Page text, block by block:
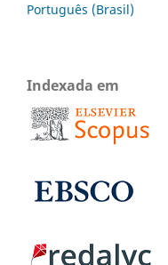
Português (Brasil)
Indexada em